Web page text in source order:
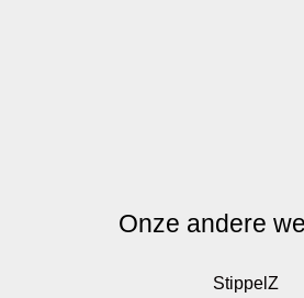
Onze andere
StippelZ